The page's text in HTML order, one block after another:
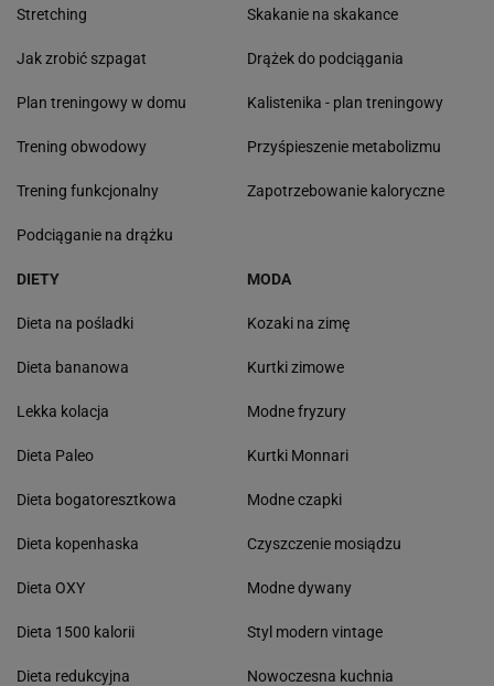
Stretching
Jak zrobić szpagat
Plan treningowy w domu
Trening obwodowy
Trening funkcjonalny
Podciąganie na drążku
Skakanie na skakance
Drążek do podciągania
Kalistenika - plan treningowy
Przyśpieszenie metabolizmu
Zapotrzebowanie kaloryczne
DIETY
Dieta na pośladki
Dieta bananowa
Lekka kolacja
Dieta Paleo
Dieta bogatoresztkowa
Dieta kopenhaska
Dieta OXY
Dieta 1500 kalorii
Dieta redukcyjna
MODA
Kozaki na zimę
Kurtki zimowe
Modne fryzury
Kurtki Monnari
Modne czapki
Czyszczenie mosiądzu
Modne dywany
Styl modern vintage
Nowoczesna kuchnia